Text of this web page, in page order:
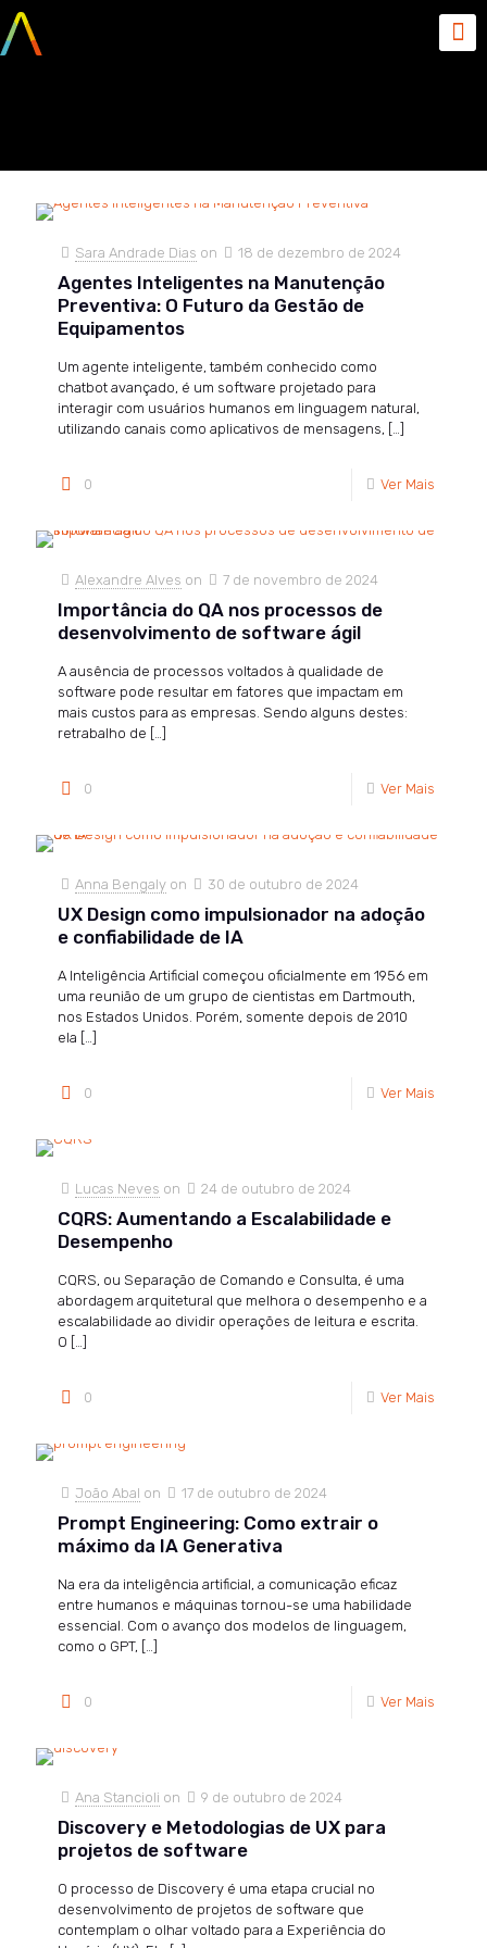
Sara Andrade Dias on 18 de dezembro de 2024
Agentes Inteligentes na Manutenção
Preventiva: O Futuro da Gestão de
Equipamentos
Um agente inteligente, também conhecido como
chatbot avançado, é um software projetado para
interagir com usuários humanos em linguagem natural,
utilizando canais como aplicativos de mensagens, […]
0 Ver Mais
Alexandre Alves on 7 de novembro de 2024
Importância do QA nos processos de
desenvolvimento de software ágil
A ausência de processos voltados à qualidade de
software pode resultar em fatores que impactam em
mais custos para as empresas. Sendo alguns destes:
retrabalho de […]
0 Ver Mais
Anna Bengaly on 30 de outubro de 2024
UX Design como impulsionador na adoção
e confiabilidade de IA
A Inteligência Artificial começou oficialmente em 1956 em
uma reunião de um grupo de cientistas em Dartmouth,
nos Estados Unidos. Porém, somente depois de 2010
ela […]
0 Ver Mais
Lucas Neves on 24 de outubro de 2024
CQRS: Aumentando a Escalabilidade e
Desempenho
CQRS, ou Separação de Comando e Consulta, é uma
abordagem arquitetural que melhora o desempenho e a
escalabilidade ao dividir operações de leitura e escrita.
O […]
0 Ver Mais
João Abal on 17 de outubro de 2024
Prompt Engineering: Como extrair o
máximo da IA Generativa
Na era da inteligência artificial, a comunicação eficaz
entre humanos e máquinas tornou-se uma habilidade
essencial. Com o avanço dos modelos de linguagem,
como o GPT, […]
0 Ver Mais
Ana Stancioli on 9 de outubro de 2024
Discovery e Metodologias de UX para
projetos de software
O processo de Discovery é uma etapa crucial no
desenvolvimento de projetos de software que
contemplam o olhar voltado para a Experiência do